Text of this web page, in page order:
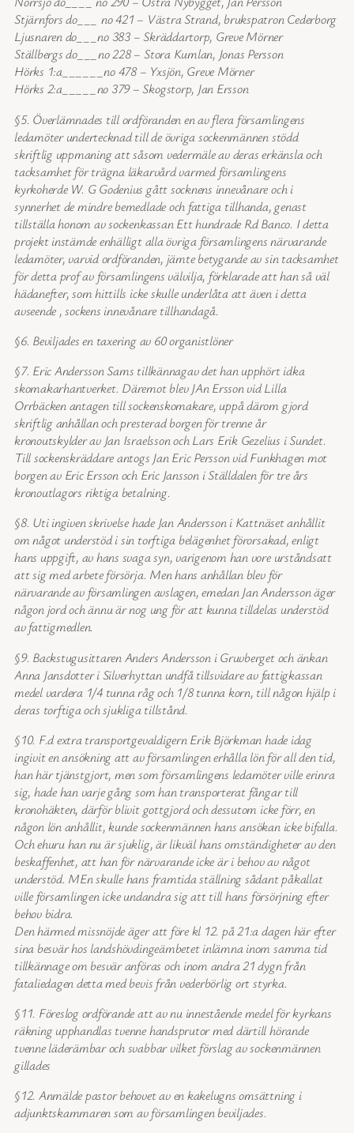
Stjärnfors do___ no 421 – Västra Strand, brukspatron Cederborg
Ljusnaren do___no 383 – Skräddartorp, Greve Mörner
Ställbergs do___no 228 – Stora Kumlan, Jonas Persson
Hörks 1:a______no 478 – Yxsjön, Greve Mörner
Hörks 2:a_____no 379 – Skogstorp, Jan Ersson
§5. Överlämnades till ordföranden en av flera församlingens
ledamöter undertecknad till de övriga sockenmännen stödd
skriftlig uppmaning att såsom vedermäle av deras erkänsla och
tacksamhet för trägna läkarvård varmed församlingens
kyrkoherde W. G Godenius gått socknens innevånare och i
synnerhet de mindre bemedlade och fattiga tillhanda, genast
tillställa honom av sockenkassan Ett hundrade Rd Banco. I detta
projekt instämde enhälligt alla övriga församlingens närvarande
ledamöter, varvid ordföranden, jämte betygande av sin tacksamhet
för detta prof av församlingens välvilja, förklarade att han så väl
hädanefter, som hittills icke skulle underlåta att även i detta
avseende , sockens innevånare tillhandagå.
§6. Beviljades en taxering av 60 organistlöner
§7. Eric Andersson Sams tillkännagav det han upphört idka
skomakarhantverket. Däremot blev JAn Ersson vid Lilla
Orrbäcken antagen till sockenskomakare, uppå därom gjord
skriftlig anhållan och presterad borgen för trenne år
kronoutskylder av Jan Israelsson och Lars Erik Gezelius i Sundet.
Till sockenskräddare antogs Jan Eric Persson vid Funkhagen mot
borgen av Eric Ersson och Eric Jansson i Ställdalen för tre års
kronoutlagors riktiga betalning.
§8. Uti ingiven skrivelse hade Jan Andersson i Kattnäset anhållit
om något understöd i sin torftiga belägenhet förorsakad, enligt
hans uppgift, av hans svaga syn, varigenom han vore urståndsatt
att sig med arbete försörja. Men hans anhållan blev för
närvarande av församlingen avslagen, emedan Jan Andersson äger
någon jord och ännu är nog ung för att kunna tilldelas understöd
av fattigmedlen.
§9. Backstugusittaren Anders Andersson i Gruvberget och änkan
Anna Jansdotter i Silverhyttan undfå tillsvidare av fattigkassan
medel vardera 1/4 tunna råg och 1/8 tunna korn, till någon hjälp i
deras torftiga och sjukliga tillstånd.
§10. F.d extra transportgevaldigern Erik Björkman hade idag
ingivit en ansökning att av församlingen erhålla lön för all den tid,
han här tjänstgjort, men som församlingens ledamöter ville erinra
sig, hade han varje gång som han transporterat fångar till
kronohäkten, därför blivit gottgjord och dessutom icke förr, en
någon lön anhållit, kunde sockenmännen hans ansökan icke bifalla.
Och ehuru han nu är sjuklig, är likväl hans omständigheter av den
beskaffenhet, att han för närvarande icke är i behov av något
understöd. MEn skulle hans framtida ställning sådant påkallat
ville församlingen icke undandra sig att till hans försörjning efter
behov bidra.
Den härmed missnöjde äger att före kl 12. på 21:a dagen här efter
sina besvär hos landshövdingeämbetet inlämna inom samma tid
tillkännage om besvär anföras och inom andra 21 dygn från
fataliedagen detta med bevis från vederbörlig ort styrka.
§11. Föreslog ordförande att av nu innestående medel för kyrkans
räkning upphandlas tvenne handsprutor med därtill hörande
tvenne läderämbar och svabbar vilket förslag av sockenmännen
gillades
§12. Anmälde pastor behovet av en kakelugns omsättning i
adjunktskammaren som av församlingen beviljades.